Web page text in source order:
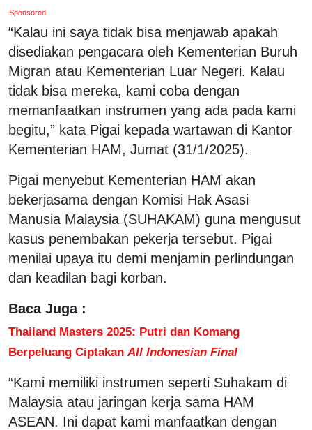
Sponsored
“Kalau ini saya tidak bisa menjawab apakah
disediakan pengacara oleh Kementerian Buruh
Migran atau Kementerian Luar Negeri. Kalau
tidak bisa mereka, kami coba dengan
memanfaatkan instrumen yang ada pada kami
begitu,” kata Pigai kepada wartawan di Kantor
Kementerian HAM, Jumat (31/1/2025).
Pigai menyebut Kementerian HAM akan
bekerjasama dengan Komisi Hak Asasi
Manusia Malaysia (SUHAKAM) guna mengusut
kasus penembakan pekerja tersebut. Pigai
menilai upaya itu demi menjamin perlindungan
dan keadilan bagi korban.
Baca Juga :
Thailand Masters 2025: Putri dan Komang
Berpeluang Ciptakan All Indonesian Final
“Kami memiliki instrumen seperti Suhakam di
Malaysia atau jaringan kerja sama HAM
ASEAN. Ini dapat kami manfaatkan dengan